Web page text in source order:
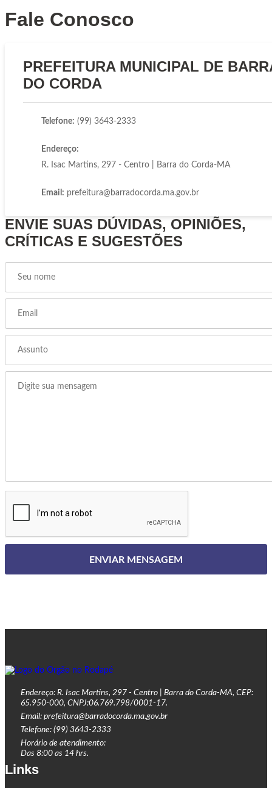
Fale Conosco
PREFEITURA MUNICIPAL DE
DO CORDA
Telefone: (99) 3643-2333
Endereço:
R. Isac Martins, 297 - Centro | Barra do Corda-MA
Email: prefeitura@barradocorda.ma.gov.br
ENVIE SUAS DÚVIDAS, OPINIÕES,
CRÍTICAS E SUGESTÕES
Endereço: R. Isac Martins, 297 - Centro | Barra do Corda-MA, CEP:
65.950-000, CNPJ:06.769.798/0001-17.
Email: prefeitura@barradocorda.ma.gov.br
Telefone: (99) 3643-2333
Horário de atendimento:
Das 8:00 as 14 hrs.
Links